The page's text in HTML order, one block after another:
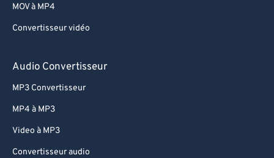
MOV à MP4
Convertisseur vidéo
Audio Convertisseur
MP3 Convertisseur
MP4 à MP3
Video à MP3
Convertisseur audio